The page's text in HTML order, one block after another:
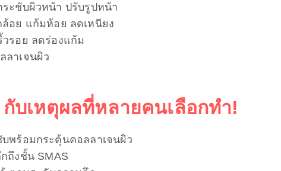
ระชับผิวหน้า ปรับรูปหน้า
อย แก้มห้อย ลดเหนียง
วรอย ลดร่องแก้ม
ลาเจนผิว
บเหตุผลที่หลายคนเลือกทำ!
บพร้อมกระตุ้นคอลลาเจนผิว
ถึงชั้น SMAS